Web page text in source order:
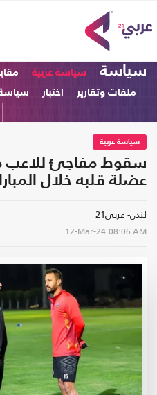
سياسة سياسة عربية
ملفات وتقارير
اختبار
سياسة عربية
سقوط مفاجئ للاعب
عضلة قلبه خلال
لندن- عربي21
12-Mar-24 08:06 AM